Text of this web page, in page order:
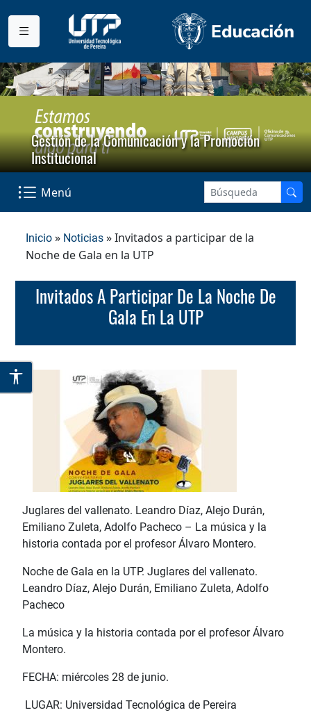
Gestión de la Comunicación y la Promoción
Institucional
Menú
Inicio » Noticias » Invitados a participar de la
Noche de Gala en la UTP
Invitados A Participar De La Noche De
Gala En La UTP
Juglares del vallenato. Leandro Díaz, Alejo Durán,
Emiliano Zuleta, Adolfo Pacheco – La música y la
historia contada por el profesor Álvaro Montero.
Noche de Gala en la UTP. Juglares del vallenato.
Leandro Díaz, Alejo Durán, Emiliano Zuleta, Adolfo
Pacheco
La música y la historia contada por el profesor Álvaro
Montero.
FECHA: miércoles 28 de junio.
LUGAR: Universidad Tecnológica de Pereira